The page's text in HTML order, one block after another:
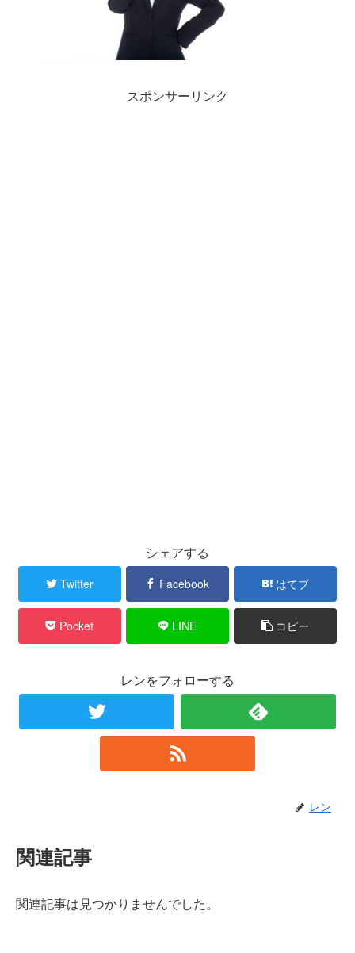
スポンサーリンク
シェアする
Twitter Facebook はてブ
Pocket LINE コピー
レンをフォローする
レン
関連記事
関連記事は見つかりませんでした。